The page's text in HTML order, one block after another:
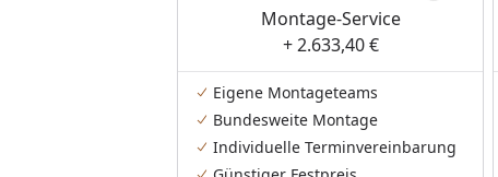
Montage-Service
+ 2.633,40 €
Eigene Montageteams
Bundesweite Montage
Individuelle Terminvereinbarung